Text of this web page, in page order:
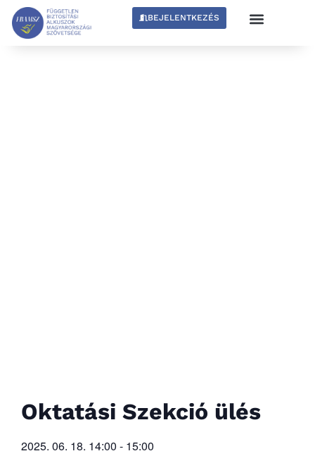
BEJELENTKEZÉS
Oktatási Szekció ülés
2025. 06. 18. 14:00 - 15:00